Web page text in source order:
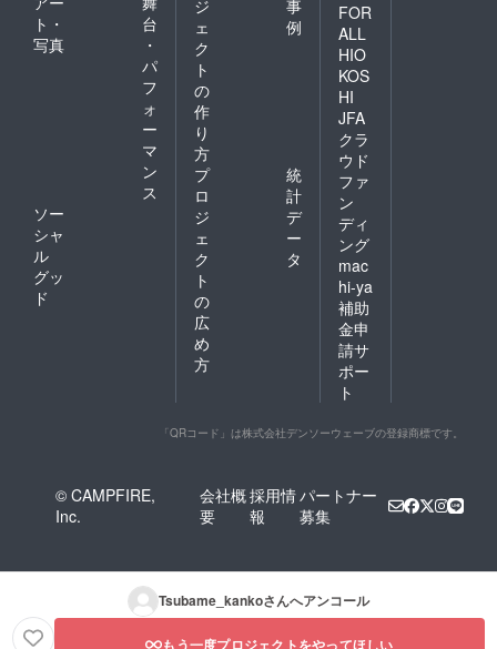
ト・
写真
台
・
パ
フ
ォ
ー
マ
ン
ス
ソー
シャ
ル
グッ
ド
ジ
ェ
ク
ト
の
作
り
方
事
例
プ
ロ
ジ
ェ
ク
ト
の
広
め
方
統
計
デ
ー
タ
FOR
ALL
HIO
KOS
HI
JFA
クラ
ウド
ファ
ン
ディ
ング
mac
hi-ya
補助
金申
請サ
ポー
ト
「QRコード」は株式会社デンソーウェーブの登録商標です。
© CAMPFIRE,
Inc.
会社概
要
採用情
報
パートナー
募集
Tsubame_kankoさんへアンコール
もう一度プロジェクトをやってほしい